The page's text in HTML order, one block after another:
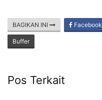
BAGIKAN INI Facebook
Buffer
Pos Terkait